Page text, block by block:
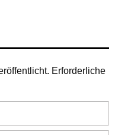
Erforderliche